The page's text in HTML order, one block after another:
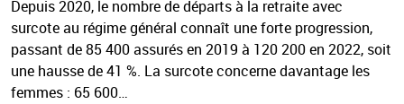
Depuis 2020, le nombre de départs à la retraite avec
surcote au régime général connaît une forte progression,
passant de 85 400 assurés en 2019 à 120 200 en 2022, soit
une hausse de 41 %. La surcote concerne davantage les
femmes : 65 600…